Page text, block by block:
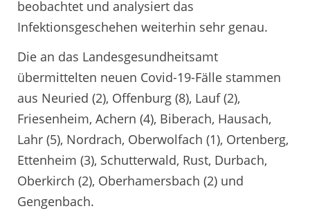
beobachtet und analysiert das
Infektionsgeschehen weiterhin sehr genau.
Die an das Landesgesundheitsamt
übermittelten neuen Covid-19-Fälle stammen
aus Neuried (2), Offenburg (8), Lauf (2),
Friesenheim, Achern (4), Biberach, Hausach,
Lahr (5), Nordrach, Oberwolfach (1), Ortenberg,
Ettenheim (3), Schutterwald, Rust, Durbach,
Oberkirch (2), Oberhamersbach (2) und
Gengenbach.